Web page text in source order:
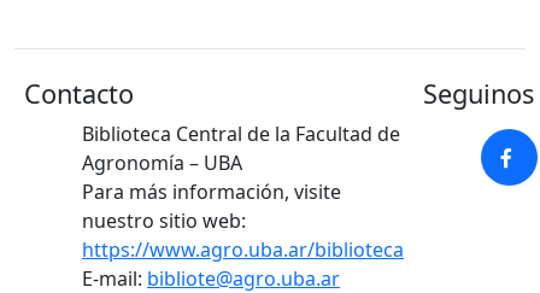
Contacto
Biblioteca Central de la Facultad de
Agronomía – UBA
Para más información, visite
nuestro sitio web:
https://www.agro.uba.ar/biblioteca
E-mail: bibliote@agro.uba.ar